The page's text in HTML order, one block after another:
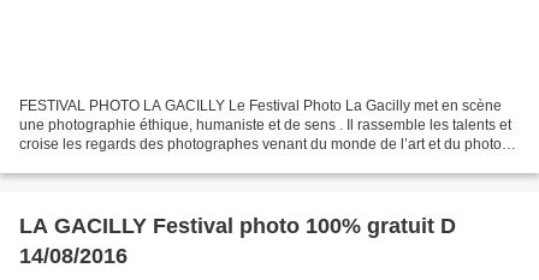
FESTIVAL PHOTO LA GACILLY Le Festival Photo La Gacilly met en scène
une photographie éthique, humaniste et de sens . Il rassemble les talents et
croise les regards des photographes venant du monde de l’art et du photo
LA GACILLY Festival photo 100% gratuit D
14/08/2016